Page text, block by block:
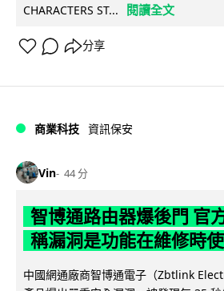
CHARACTERS ST...
閱讀全文
分享
商業科技 資訊保安
Vin 44 分
智博通路由器爆後門 官
稱漏洞是功能在維修時
中國網通廠商智博通電子（Zbtlink